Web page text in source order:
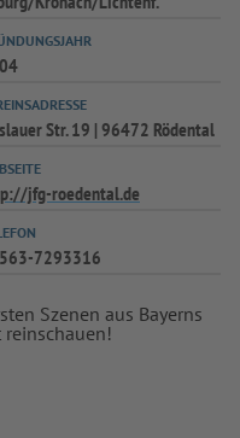
Str. 19 | 96472 Rödental
jfg-roedental.de
7293316
Szenen aus Bayerns